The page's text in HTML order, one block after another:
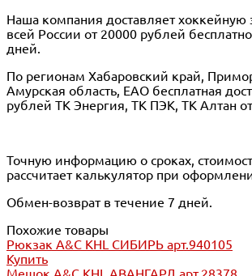
Наша компания доставляет хоккейную
всей России от 20000 рублей
дней.
По регионам Хабаровский край,
Амурская область, ЕАО бесплатная
рублей ТК Энергия, ТК ПЭК, ТК Алтан
Точную информацию о сроках,
рассчитает калькулятор при
Обмен-возврат в течение 7 дней.
Похожие товары
Рюкзак A&C KHL СИБИРЬ арт.940105
Купить